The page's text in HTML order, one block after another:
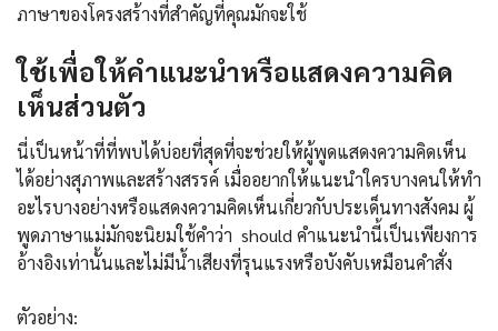
ภาษาของโครงสร้างที่สำคัญที่คุณมักจะใช้
ใช้เพื่อให้คำแนะนำหรือแสดงความคิด
เห็นส่วนตัว
นี่เป็นหน้าที่ที่พบได้บ่อยที่สุดที่จะช่วยให้ผู้พูดแสดงความคิดเห็น
ได้อย่างสุภาพและสร้างสรรค์ เมื่ออยากให้แนะนำใครบางคนให้ทำ
อะไรบางอย่างหรือแสดงความคิดเห็นเกี่ยวกับประเด็นทางสังคม ผู้
พูดภาษาแม่มักจะนิยมใช้คำว่า should คำแนะนำนี้เป็นเพียงการ
อ้างอิงเท่านั้นและไม่มีน้ำเสียงที่รุนแรงหรือบังคับเหมือนคำสั่ง
ตัวอย่าง: